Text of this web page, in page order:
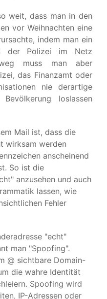
weit, dass man in den
vor Weihnachten eine
indem man ein
der Polizei im Netz
muss man aber
das Finanzamt oder
nie derartige
loslassen
Mail ist, dass die
wirksam werden
anscheinend
So ist die
anzusehen und auch
lassen, wie
Fehler
"echt"
man "Spoofing".
@ sichtbare Domain-
die wahre Identität
Spoofing wird
IP-Adressen oder